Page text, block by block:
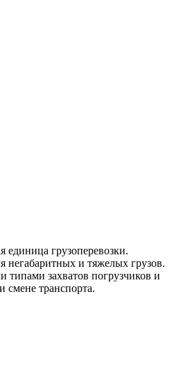
единица грузоперевозки.
негабаритных и тяжелых грузов.
захватов погрузчиков и
смене транспорта.